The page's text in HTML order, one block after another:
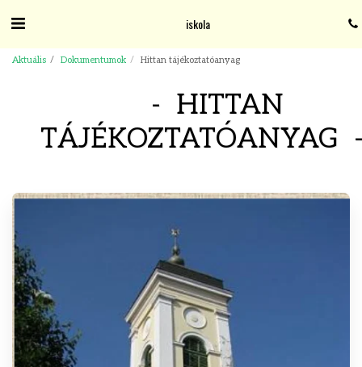
iskola
Aktuális Dokumentumok Hittan tájékoztatóanyag
HITTAN
TÁJÉKOZTATÓANYAG